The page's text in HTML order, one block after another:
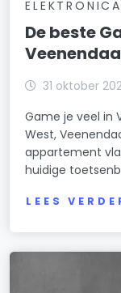
De beste
31 oktober
Game je veel in
West,
appartement
huidige
LEES